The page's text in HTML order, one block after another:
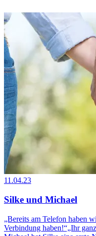
11.04.23
Silke und Michael
„Bereits am Telefon haben
Verbindung haben!“„Ihr